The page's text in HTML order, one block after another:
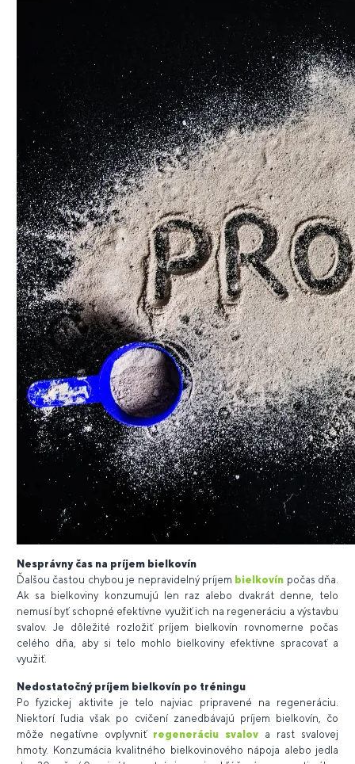
Nesprávny čas na príjem bielkovín
Ďalšou častou chybou je nepravidelný príjem bielkovín počas dňa.
Ak sa bielkoviny konzumujú len raz alebo dvakrát denne, telo
nemusí byť schopné efektívne využiť ich na regeneráciu a výstavbu
svalov. Je dôležité rozložiť príjem bielkovín rovnomerne počas
celého dňa, aby si telo mohlo bielkoviny efektívne spracovať a
využiť.
Nedostatočný príjem bielkovín po tréningu
Po fyzickej aktivite je telo najviac pripravené na regeneráciu.
Niektorí ľudia však po cvičení zanedbávajú príjem bielkovín, čo
môže negatívne ovplyvniť regeneráciu svalov a rast svalovej
hmoty. Konzumácia kvalitného bielkovinového nápoja alebo jedla